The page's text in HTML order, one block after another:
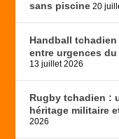
sans piscine 20
Handball
entre urgences
13 juillet 2026
Rugby tchadien :
héritage militaire
2026